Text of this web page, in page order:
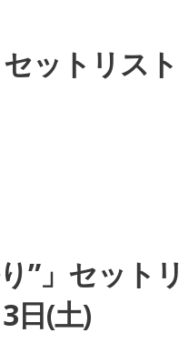
ットリスト
”」セットリ
日(土)